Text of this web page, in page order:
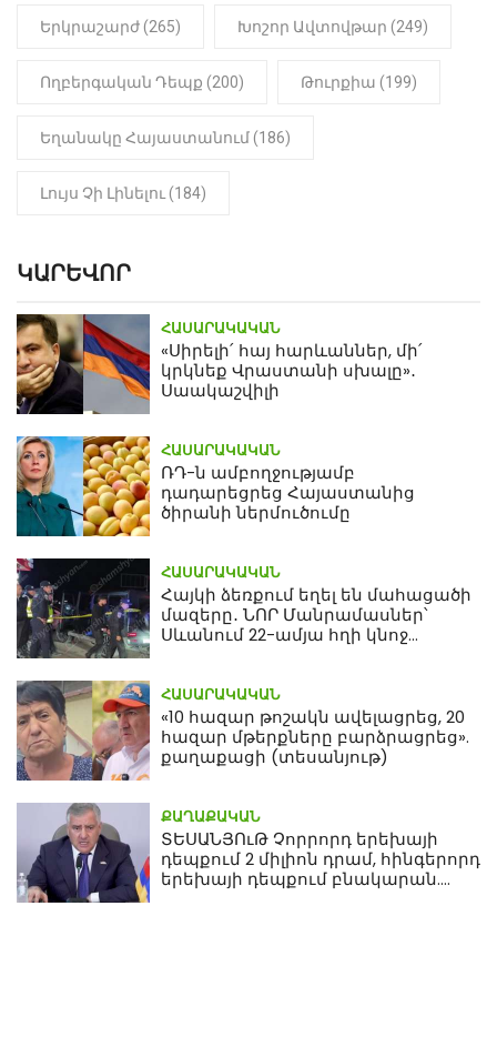
Երկրաշարժ (265) Խոշոր Ավտովթար (249)
Ողբերգական Դեպք (200) Թուրքիա (199)
Եղանակը Հայաստանում (186)
Լույս Չի Լինելու (184)
ԿԱՐԵՎՈՐ
ՀԱՍԱՐԱԿԱԿԱՆ
«Սիրելի՛ հայ հարևաններ, մի՛
կրկնեք Վրաստանի սխալը»․
Սաակաշվիլի
ՀԱՍԱՐԱԿԱԿԱՆ
ՌԴ-ն ամբողջությամբ
դադարեցրեց Հայաստանից
ծիրանի ներմուծումը
ՀԱՍԱՐԱԿԱԿԱՆ
Հայկի ձեռքում եղել են մահացածի
մազերը․ ՆՈՐ Մանրամասներ՝
Սևանում 22-ամյա հղի կնոջ
ՀԱՍԱՐԱԿԱԿԱՆ
«10 հազար թոշակն ավելացրեց, 20
հազար մթերքները բարձրացրեց».
քաղաքացի (տեսանյութ)
ՔԱՂԱՔԱԿԱՆ
ՏԵՍԱՆՅՈւԹ Չորրորդ երեխայի
դեպքում 2 միլիոն դրամ, հինգերորդ
երեխայի դեպքում բնակարան.